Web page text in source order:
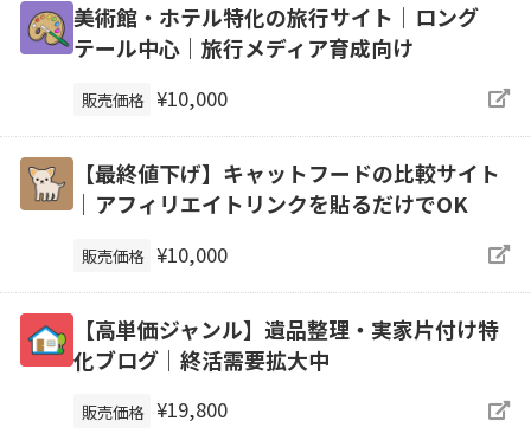
美術館・ホテル特化の旅行サイト｜ロング
テール中心｜旅行メディア育成向け
販売価格 ¥10,000
【最終値下げ】キャットフードの比較サイト
｜アフィリエイトリンクを貼るだけでOK
販売価格 ¥10,000
【高単価ジャンル】遺品整理・実家片付け特
化ブログ｜終活需要拡大中
販売価格 ¥19,800